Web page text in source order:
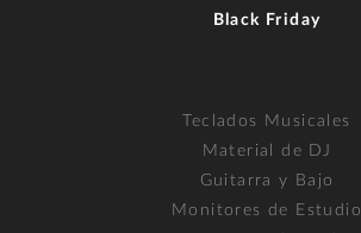
Black Friday
Teclados Musicales
Material de DJ
Guitarra y Bajo
Monitores de Estudio